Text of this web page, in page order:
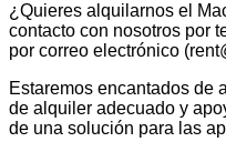
¿Quieres alquilarnos el
contacto con nosotros por
por correo electrónico
Estaremos encantados de
de alquiler adecuado y
de una solución para las